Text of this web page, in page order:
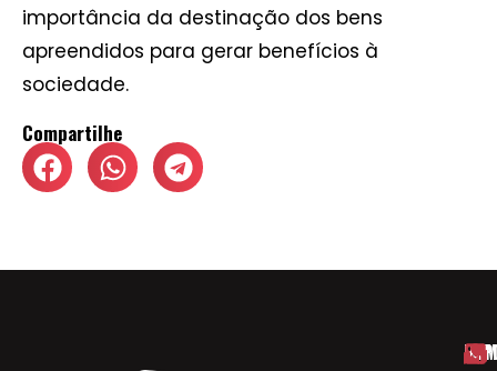
importância da destinação dos bens
apreendidos para gerar benefícios à
sociedade.
Compartilhe